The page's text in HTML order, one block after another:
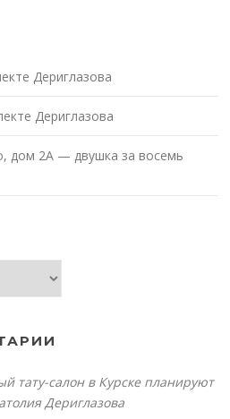
Дериглазова
Дериглазова
дом 2А — двушка за восемь
тату-салон в Курске планируют
Дериглазова